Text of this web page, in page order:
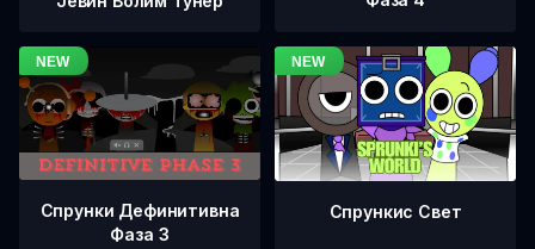
Спрунки Дефинитивна
Фаза 3
Спрункис Свет